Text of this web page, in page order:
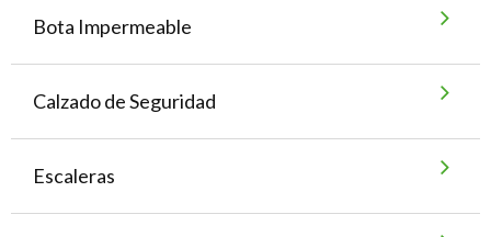
Bota Impermeable
Calzado de Seguridad
Escaleras